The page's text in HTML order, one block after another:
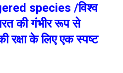
species /विश्व
की गंभीर रूप से
रक्षा के लिए एक स्पष्ट